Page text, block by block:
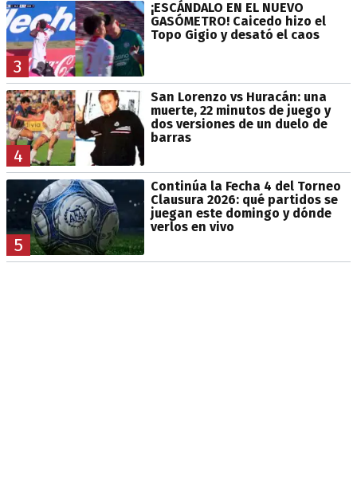
3
¡ESCÁNDALO EN EL NUEVO
GASÓMETRO! Caicedo hizo el
Topo Gigio y desató el caos
4
San Lorenzo vs Huracán: una
muerte, 22 minutos de juego y
dos versiones de un duelo de
barras
5
Continúa la Fecha 4 del Torneo
Clausura 2026: qué partidos se
juegan este domingo y dónde
verlos en vivo